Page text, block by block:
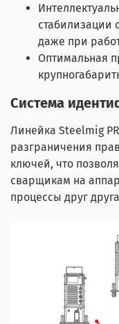
стабилизации
даже при
Оптимальная
Система
Линейка Steelmig
разграничения
ключей, что
сварщикам на
процессы друг